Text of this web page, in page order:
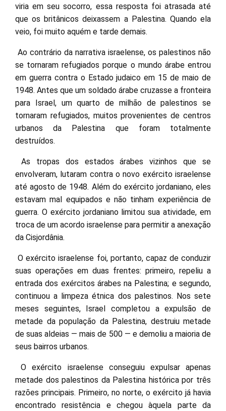
viria em seu socorro, essa resposta foi atrasada até
que os britânicos deixassem a Palestina. Quando ela
veio, foi muito aquém e tarde demais.
Ao contrário da narrativa israelense, os palestinos não
se tornaram refugiados porque o mundo árabe entrou
em guerra contra o Estado judaico em 15 de maio de
1948. Antes que um soldado árabe cruzasse a fronteira
para Israel, um quarto de milhão de palestinos se
tornaram refugiados, muitos provenientes de centros
urbanos da Palestina que foram totalmente
destruídos.
As tropas dos estados árabes vizinhos que se
envolveram, lutaram contra o novo exército israelense
até agosto de 1948. Além do exército jordaniano, eles
estavam mal equipados e não tinham experiência de
guerra. O exército jordaniano limitou sua atividade, em
troca de um acordo israelense para permitir a anexação
da Cisjordânia.
O exército israelense foi, portanto, capaz de conduzir
suas operações em duas frentes: primeiro, repeliu a
entrada dos exércitos árabes na Palestina; e segundo,
continuou a limpeza étnica dos palestinos. Nos sete
meses seguintes, Israel completou a expulsão de
metade da população da Palestina, destruiu metade
de suas aldeias — mais de 500 — e demoliu a maioria de
seus bairros urbanos.
O exército israelense conseguiu expulsar apenas
metade dos palestinos da Palestina histórica por três
razões principais. Primeiro, no norte, o exército já havia
encontrado resistência e chegou àquela parte da